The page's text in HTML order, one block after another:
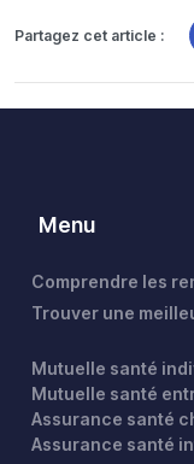
Partagez cet article :
Menu
Comprendre les
Trouver une
Mutuelle santé
Mutuelle santé
Assurance santé
Assurance santé